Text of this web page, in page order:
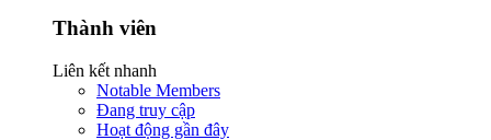
Thành viên
Liên kết nhanh
Notable Members
Đang truy cập
Hoạt động gần đây